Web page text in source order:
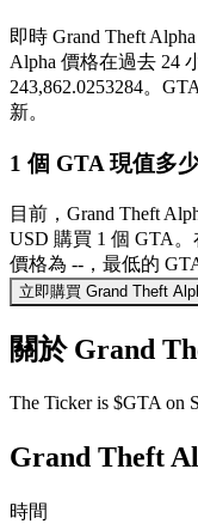
即時 Grand Theft
Alpha 價格在過去 24
243,862.0253284。
新。
1 個 GTA 現值多
目前，Grand Theft
USD 購買 1 個 GTA
價格為 --，最低的
立即購買 Grand Theft
關於 Grand
The Ticker is $GTA on
Grand Theft
時間